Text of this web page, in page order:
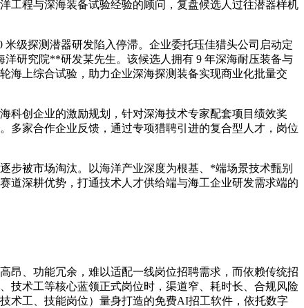
工程与深海装备试验经验的顾问，复盘候选人过往潜器样机
级探测潜器研发陷入停滞。企业委托珏佳猎头公司启动定
研究院**研发某先生。该候选人拥有 9 年深海耐压装备与
海上综合试验，助力企业深海探测装备实现商业化批量交
科创企业的激励规划，针对深海技术专家配套项目绩效奖
多家合作企业反馈，通过专项猎聘引进的复合型人才，岗位
步被市场淘汰。以海洋产业深度为根基、*端场景技术甄别
道深耕优势，打通技术人才供给端与海工企业研发需求端的
昂、功能冗余，难以适配一线岗位招聘需求，而依赖传统招
技术工等核心蓝领正式岗位时，渠道窄、耗时长、合规风险
术工、技能岗位）量身打造的免费AI招工软件，依托数字